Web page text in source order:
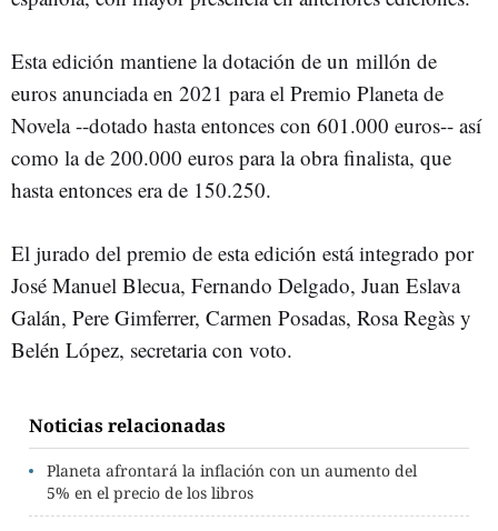
Esta edición mantiene la dotación de un millón de
euros anunciada en 2021 para el Premio Planeta de
Novela --dotado hasta entonces con 601.000 euros-- así
como la de 200.000 euros para la obra finalista, que
hasta entonces era de 150.250.
El jurado del premio de esta edición está integrado por
José Manuel Blecua, Fernando Delgado, Juan Eslava
Galán, Pere Gimferrer, Carmen Posadas, Rosa Regàs y
Belén López, secretaria con voto.
Noticias relacionadas
Planeta afrontará la inflación con un aumento del
5% en el precio de los libros